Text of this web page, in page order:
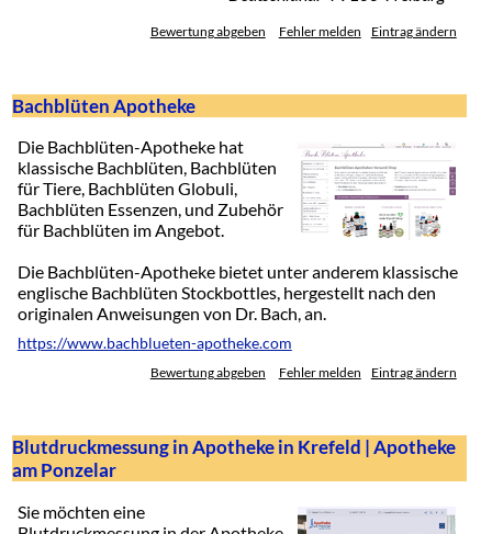
Bewertung abgeben Fehler melden Eintrag ändern
Bachblüten Apotheke
Die Bachblüten-Apotheke hat
klassische Bachblüten, Bachblüten
für Tiere, Bachblüten Globuli,
Bachblüten Essenzen, und Zubehör
für Bachblüten im Angebot.
Die Bachblüten-Apotheke bietet unter anderem klassische
englische Bachblüten Stockbottles, hergestellt nach den
originalen Anweisungen von Dr. Bach, an.
https://www.bachblueten-apotheke.com
Bewertung abgeben Fehler melden Eintrag ändern
Blutdruckmessung in Apotheke in Krefeld | Apotheke
am Ponzelar
Sie möchten eine